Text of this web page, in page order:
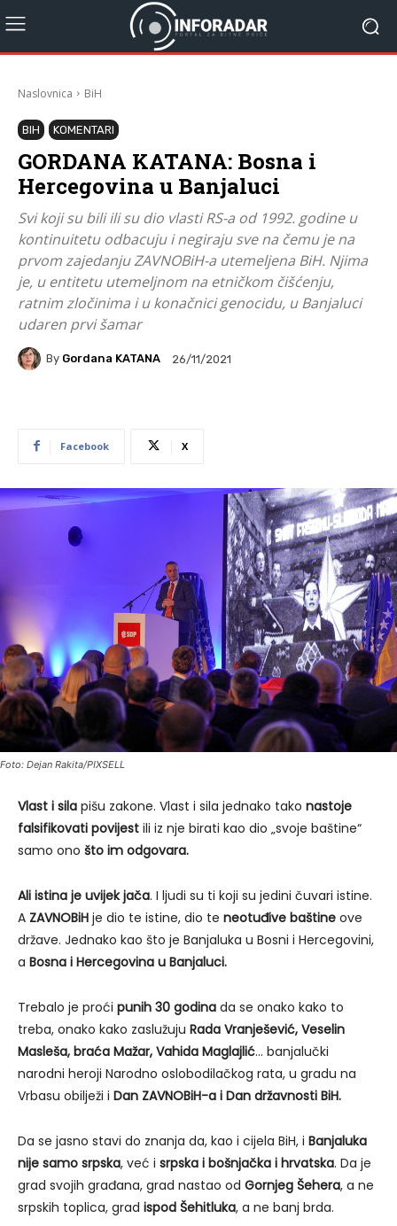
Naslovnica BiH
BIH KOMENTARI
GORDANA KATANA: Bosna i
Hercegovina u Banjaluci
Svi koji su bili ili su dio vlasti RS-a od 1992. godine u
kontinuitetu odbacuju i negiraju sve na čemu je na
prvom zajedanju ZAVNOBiH-a utemeljena BiH. Njima
je, u entitetu utemeljnom na etničkom čišćenju,
ratnim zločinima i u konačnici genocidu, u Banjaluci
udaren prvi šamar
By Gordana KATANA 26/11/2021
Facebook X
Foto: Dejan Rakita/PIXSELL
Vlast i sila pišu zakone. Vlast i sila jednako tako nastoje
falsifikovati povijest ili iz nje birati kao dio „svoje baštine“
samo ono što im odgovara.
Ali istina je uvijek jača. I ljudi su ti koji su jedini čuvari istine.
A ZAVNOBiH je dio te istine, dio te neotuđive baštine ove
države. Jednako kao što je Banjaluka u Bosni i Hercegovini,
a Bosna i Hercegovina u Banjaluci.
Trebalo je proći punih 30 godina da se onako kako to
treba, onako kako zaslužuju Rada Vranješević, Veselin
Masleša, braća Mažar, Vahida Maglajlić… banjalučki
narodni heroji Narodno oslobodilačkog rata, u gradu na
Vrbasu obilježi i Dan ZAVNOBiH-a i Dan državnosti BiH.
Da se jasno stavi do znanja da, kao i cijela BiH, i Banjaluka
nije samo srpska, već i srpska i bošnjačka i hrvatska. Da je
grad svojih građana, grad nastao od Gornjeg Šehera, a ne
srpskih toplica, grad ispod Šehitluka, a ne banj brda.